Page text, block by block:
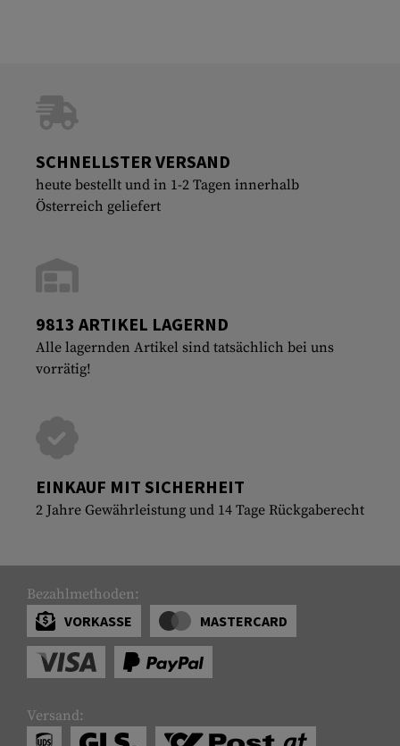
SCHNELLSTER VERSAND
heute bestellt und in 1-2 Tagen innerhalb
Österreich geliefert
9813 ARTIKEL LAGERND
Alle lagernden Artikel sind tatsächlich bei uns
vorrätig!
EINKAUF MIT SICHERHEIT
2 Jahre Gewährleistung und 14 Tage Rückgaberecht
Bezahlmethoden:
VORKASSE
MASTERCARD
Versand: